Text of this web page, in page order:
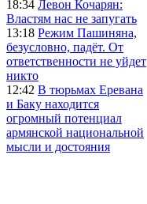
18:34 Левон Кочарян:
Властям нас не запугать
13:18 Режим Пашиняна,
безусловно, падёт. От
ответственности не уйдет
никто
12:42 В тюрьмах Еревана
и Баку находится
огромный потенциал
армянской национальной
мысли и достояния